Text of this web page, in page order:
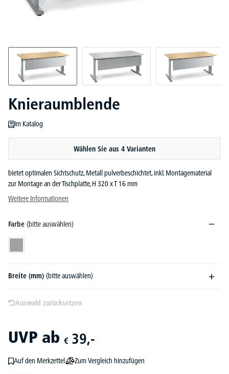
Knieraumblende
Im Katalog
Wählen Sie aus 4 Varianten
bietet optimalen Sichtschutz, Metall pulverbeschichtet, inkl. Montagematerial
zur Montage an der Tischplatte, H 320 x T 16 mm
Weitere Informationen
Farbe (bitte auswählen)
Breite (mm) (bitte auswählen)
Auswahl zurücksetzen
UVP ab € 39,-
Auf den Merkzettel Zum Vergleich hinzufügen